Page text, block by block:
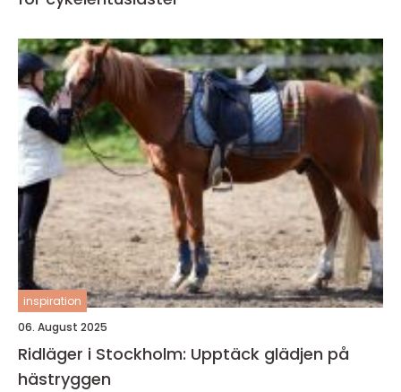
inspiration
06. August 2025
Ridläger i Stockholm: Upptäck glädjen på
hästryggen